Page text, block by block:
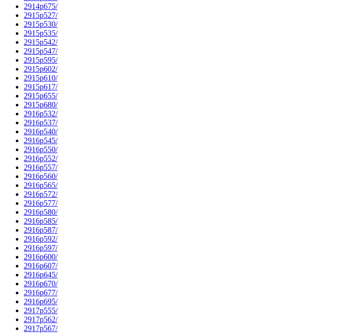
2914p675/
2915p527/
2915p530/
2915p535/
2915p542/
2915p547/
2915p595/
2915p602/
2915p610/
2915p617/
2915p655/
2915p680/
2916p532/
2916p537/
2916p540/
2916p545/
2916p550/
2916p552/
2916p557/
2916p560/
2916p565/
2916p572/
2916p577/
2916p580/
2916p585/
2916p587/
2916p592/
2916p597/
2916p600/
2916p607/
2916p645/
2916p670/
2916p677/
2916p695/
2917p555/
2917p562/
2917p567/